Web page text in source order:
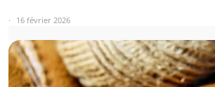
16 février 2026